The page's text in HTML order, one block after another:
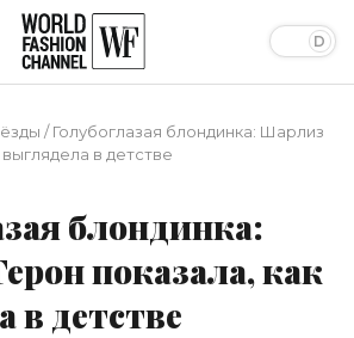
/Голубоглазая блондинка: Шарлиз
в детстве
блондинка:
показала, как
в детстве